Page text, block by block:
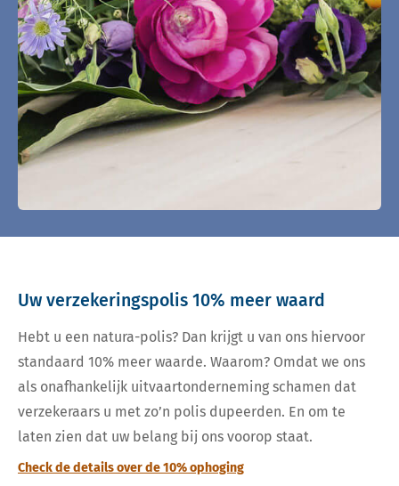
Uw verzekeringspolis 10% meer waard
Hebt u een natura-polis? Dan krijgt u van ons hiervoor
standaard 10% meer waarde. Waarom? Omdat we ons
als onafhankelijk uitvaartonderneming schamen dat
verzekeraars u met zo’n polis dupeerden. En om te
laten zien dat uw belang bij ons voorop staat.
Check de details over de 10% ophoging